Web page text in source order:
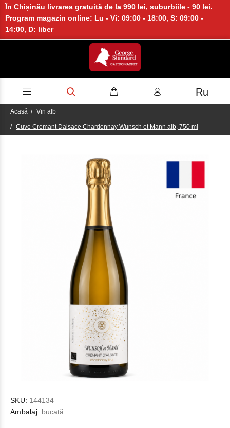
În Chișinău livrarea gratuită de la 990 lei, suburbiile - 90 lei.
Program magazin online: Lu - Vi: 09:00 - 18:00, S: 09:00 -
14:00, D: liber
Ru
Acasă Vin alb
Cuve Cremant Dalsace Chardonnay Wunsch et Mann alb, 750 ml
SKU: 144134
Ambalaj: bucată